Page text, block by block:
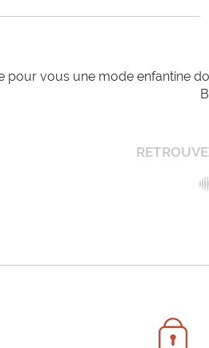
pour vous une mode enfantine